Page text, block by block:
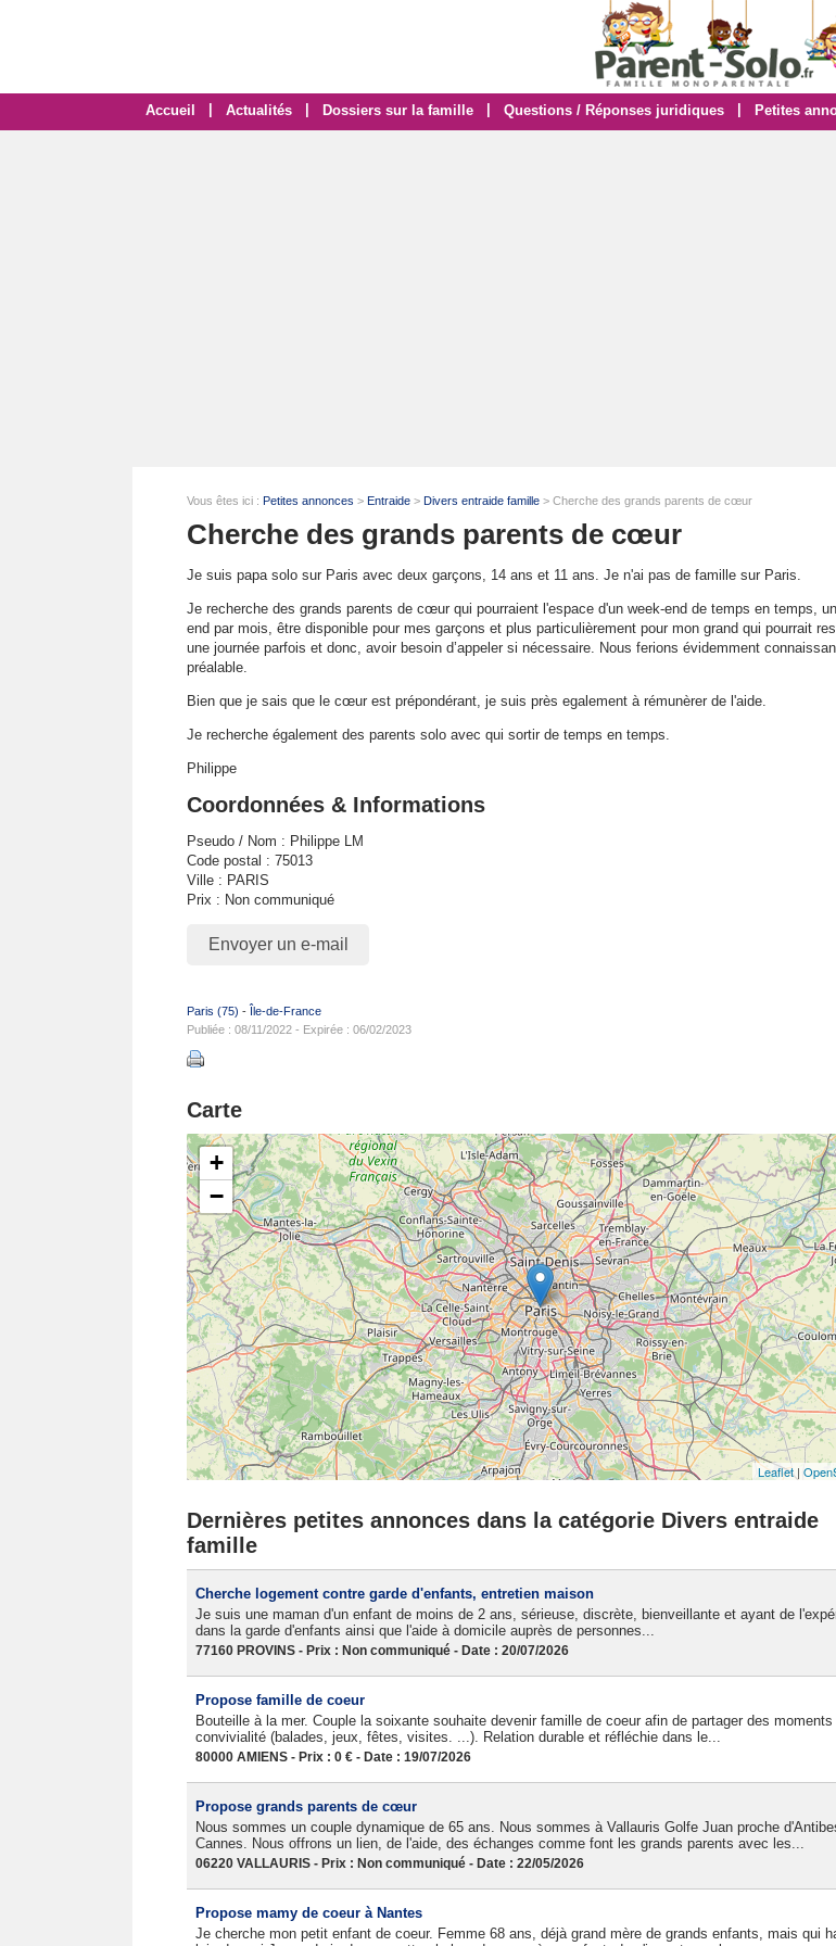
Accueil Actualités Dossiers sur la famille Questions / Réponses juridiques Petites
Vous êtes ici : Petites annonces > Entraide > Divers entraide famille > Cherche des grands parents de cœur
Cherche des grands parents de cœur
Je suis papa solo sur Paris avec deux garçons, 14 ans et 11 ans. Je n'ai pas de famille sur Paris.
Je recherche des grands parents de cœur qui pourraient l'espace d'un week-end de temps en temps,
end par mois, être disponible pour mes garçons et plus particulièrement pour mon grand qui pourrait
une journée parfois et donc, avoir besoin d’appeler si nécessaire. Nous ferions évidemment
préalable.
Bien que je sais que le cœur est prépondérant, je suis près egalement à rémunèrer de l'aide.
Je recherche également des parents solo avec qui sortir de temps en temps.
Philippe
Coordonnées & Informations
Pseudo / Nom : Philippe LM
Code postal : 75013
Ville : PARIS
Prix : Non communiqué
Envoyer un e-mail
Paris (75) - Île-de-France
Publiée : 08/11/2022 - Expirée : 06/02/2023
Carte
+
−
Leaflet|
Dernières petites annonces dans la catégorie Divers entraide
famille
Cherche logement contre garde d'enfants, entretien maison
Je suis une maman d'un enfant de moins de 2 ans, sérieuse, discrète, bienveillante et ayant de
dans la garde d'enfants ainsi que l'aide à domicile auprès de personnes...
77160 PROVINS - Prix : Non communiqué - Date : 20/07/2026
Propose famille de coeur
Bouteille à la mer. Couple la soixante souhaite devenir famille de coeur afin de partager des moments
convivialité (balades, jeux, fêtes, visites. ...). Relation durable et réfléchie dans le...
80000 AMIENS - Prix : 0 € - Date : 19/07/2026
Propose grands parents de cœur
Nous sommes un couple dynamique de 65 ans. Nous sommes à Vallauris Golfe Juan proche
Cannes. Nous offrons un lien, de l'aide, des échanges comme font les grands parents avec les...
06220 VALLAURIS - Prix : Non communiqué - Date : 22/05/2026
Propose mamy de coeur à Nantes
Je cherche mon petit enfant de coeur. Femme 68 ans, déjà grand mère de grands enfants, mais qui